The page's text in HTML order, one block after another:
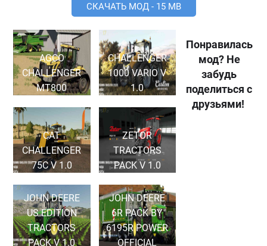
СКАЧАТЬ МОД - 15 MB
AGCO
CHALLENGER
MT800
CHALLENGER
1000 VARIO V
1.0
CAT
CHALLENGER
75C V 1.0
ZETOR
TRACTORS
PACK V 1.0
JOHN DEERE
US EDITION
TRACTORS
PACK V 1.0
JOHN DEERE
6R PACK BY
6195R POWER
OFFICIAL
Понравилась
мод? Не
забудь
поделиться с
друзьями!